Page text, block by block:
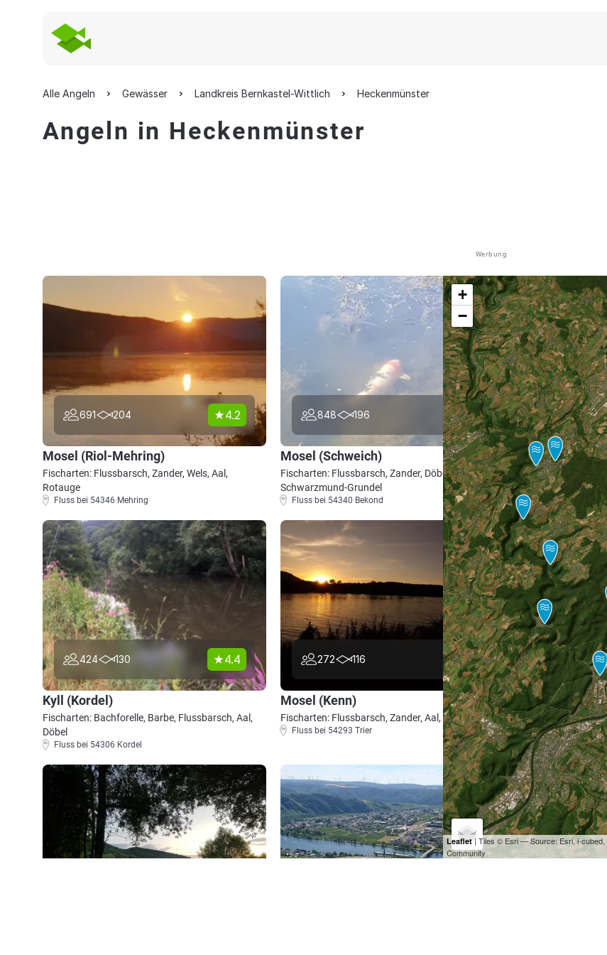
Alle Angeln Gewässer Landkreis Bernkastel-Wittlich Heckenmünster
Angeln in Heckenmünster
Werbung
691 204 4.2
Mosel (Riol-Mehring)
Fischarten: Flussbarsch, Zander, Wels, Aal,
Rotauge
Fluss bei 54346 Mehring
848 196 4.6
Mosel (Schweich)
Fischarten: Flussbarsch, Zander, Döbel, Wels,
Schwarzmund-Grundel
Fluss bei 54340 Bekond
424 130 4.4
Kyll (Kordel)
Fischarten: Bachforelle, Barbe, Flussbarsch, Aal,
Döbel
Fluss bei 54306 Kordel
272 116 4.5
Mosel (Kenn)
Fischarten: Flussbarsch, Zander, Aal, Döbel, Rapfen
Fluss bei 54293 Trier
+
−
Leaflet| Tiles © Esri — Source: Esri, i-cubed,
Community